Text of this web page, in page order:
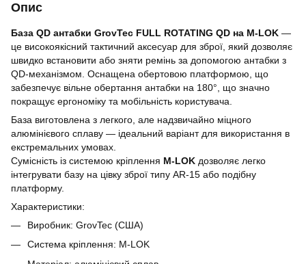
Опис
База QD антабки GrovTec FULL ROTATING QD на M-LOK —
це високоякісний тактичний аксесуар для зброї, який дозволяє
швидко встановити або зняти ремінь за допомогою антабки з
QD-механізмом. Оснащена обертовою платформою, що
забезпечує вільне обертання антабки на 180°, що значно
покращує ергономіку та мобільність користувача.
База виготовлена з легкого, але надзвичайно міцного
алюмінієвого сплаву — ідеальний варіант для використання в
екстремальних умовах.
Сумісність із системою кріплення M-LOK дозволяє легко
інтегрувати базу на цівку зброї типу AR-15 або подібну
платформу.
Характеристики:
Виробник: GrovTec (США)
Система кріплення: M-LOK